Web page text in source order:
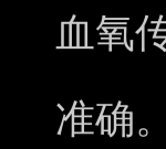
血氧
准确